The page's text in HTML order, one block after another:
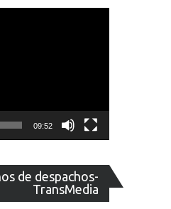
09:52
de despachos-
TransMedia
de
vídeo